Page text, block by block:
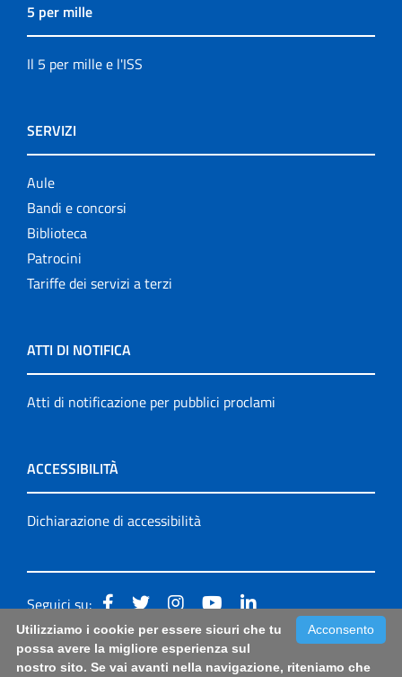
5 per mille
Il 5 per mille e l'ISS
SERVIZI
Aule
Bandi e concorsi
Biblioteca
Patrocini
Tariffe dei servizi a terzi
ATTI DI NOTIFICA
Atti di notificazione per pubblici proclami
ACCESSIBILITÀ
Dichiarazione di accessibilità
Seguici su:
Accessibilità: form di segnalazione di prima istanza per
questa pagina|Note Legali | Sitemap
Acconsento
Utilizziamo i cookie per essere sicuri che tu
possa avere la migliore esperienza sul
nostro sito. Se vai avanti nella navigazione, riteniamo che